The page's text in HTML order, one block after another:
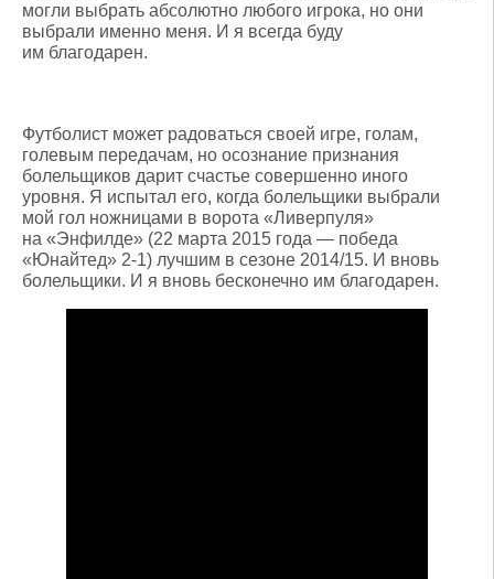
могли выбрать абсолютно любого игрока, но они
выбрали именно меня. И я всегда буду
им благодарен.
Футболист может радоваться своей игре, голам,
голевым передачам, но осознание признания
болельщиков дарит счастье совершенно иного
уровня. Я испытал его, когда болельщики выбрали
мой гол ножницами в ворота «Ливерпуля»
на «Энфилде» (22 марта 2015 года — победа
«Юнайтед» 2-1) лучшим в сезоне 2014/15. И вновь
болельщики. И я вновь бесконечно им благодарен.